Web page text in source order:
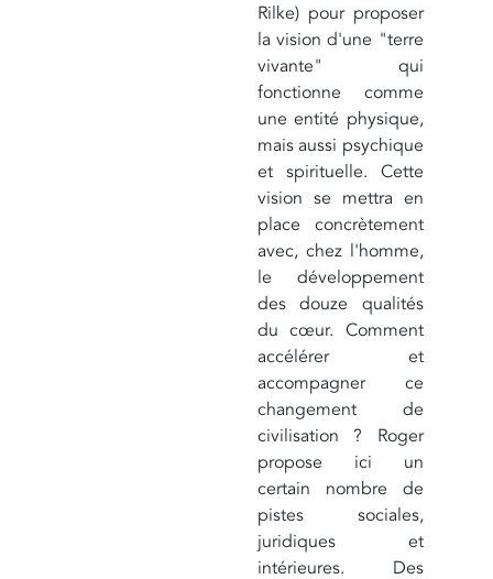
Rilke) pour proposer
la vision d'une "terre
vivante" qui
fonctionne comme
une entité physique,
mais aussi psychique
et spirituelle. Cette
vision se mettra en
place concrètement
avec, chez l'homme,
le développement
des douze qualités
du cœur. Comment
accélérer et
accompagner ce
changement de
civilisation ? Roger
propose ici un
certain nombre de
pistes sociales,
juridiques et
intérieures. Des